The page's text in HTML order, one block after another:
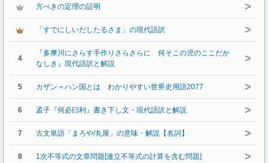
方べきの定理の証明 >
「すでにしいだしたるさま」の現代語訳 >
4
『多摩川にさらす手作りさらさらに 何そこの児のここだか
なしき』現代語訳と解説
>
5 カザン＝ハン国とは わかりやすい世界史用語2077 >
6 孟子『何必曰利』書き下し文・現代語訳と解説 >
7 古文単語「まろや/丸屋」の意味・解説【名詞】 >
8 1次不等式の文章問題[連立不等式の計算を含む問題] >